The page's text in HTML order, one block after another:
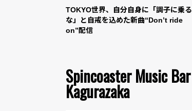
TOKYO世界、自分自身に「調子に乗る
な」と自戒を込めた新曲“Don’t ride
on”配信
Spincoaster Music Bar
Kagurazaka